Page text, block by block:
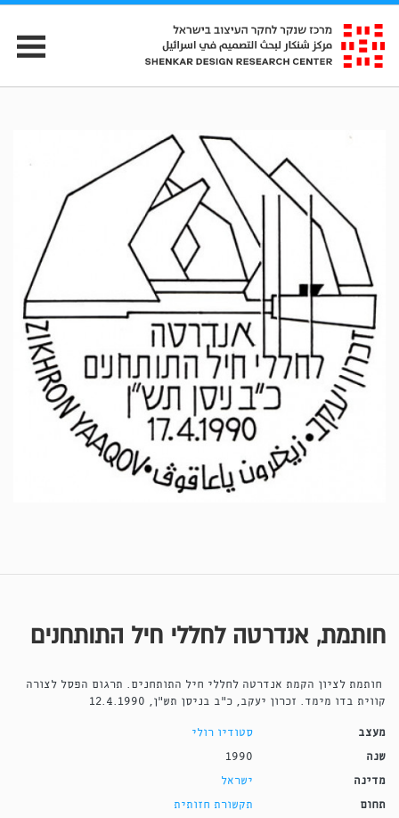
חותמת, אנדרטה לחללי חיל התותחנים
חותמת לציון הקמת אנדרטה לחללי חיל התותחנים. תרגום הפסל לצורה
קווית בדו מימד. זכרון יעקב, כ"ב בניסן תש"ן, 12.4.1990
מעצב סטודיו רולי
שנה 1990
מדינה ישראל
תחום תקשורת חזותית